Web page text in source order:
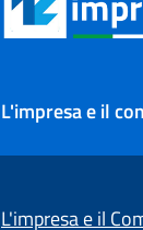
L'impresa e il
L'impresa e il